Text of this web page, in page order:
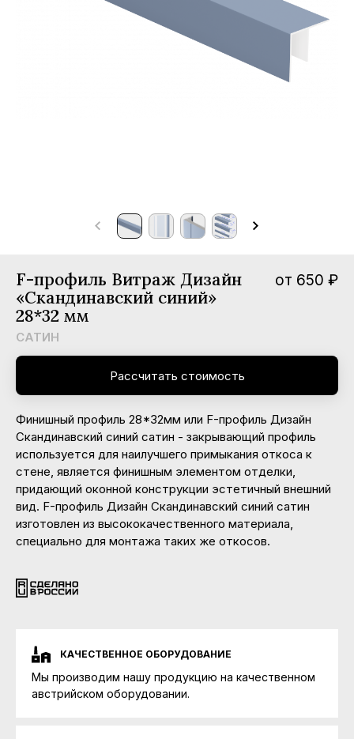
F-профиль Витраж Дизайн
«Скандинавский синий»
28*32 мм
САТИН
от 650 ₽
Рассчитать стоимость
Финишный профиль 28*32мм или F-профиль Дизайн
Скандинавский синий сатин - закрывающий профиль
используется для наилучшего примыкания откоса к
стене, является финишным элементом отделки,
придающий оконной конструкции эстетичный внешний
вид. F-профиль Дизайн Скандинавский синий сатин
изготовлен из высококачественного материала,
специально для монтажа таких же откосов.
КАЧЕСТВЕННОЕ ОБОРУДОВАНИЕ
Мы производим нашу продукцию на качественном
австрийском оборудовании.